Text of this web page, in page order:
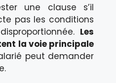
une clause s’il
pas les conditions
Les
la voie principale
peut demander